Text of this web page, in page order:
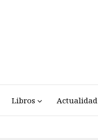
Libros Actualidad